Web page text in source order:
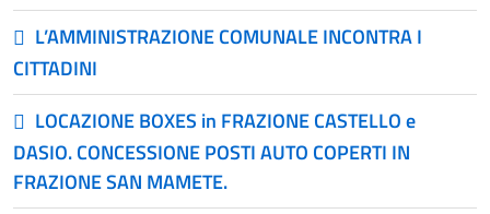
L’AMMINISTRAZIONE COMUNALE INCONTRA I
CITTADINI
LOCAZIONE BOXES in FRAZIONE CASTELLO e
DASIO. CONCESSIONE POSTI AUTO COPERTI IN
FRAZIONE SAN MAMETE.